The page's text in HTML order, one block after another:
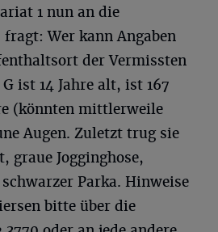
1 nun an die
Wer kann Angaben
der Vermissten
ist 14 Jahre alt, ist 167
(könnten mittlerweile
Augen. Zuletzt trug sie
graue Jogginghose,
Parka. Hinweise
bitte über die